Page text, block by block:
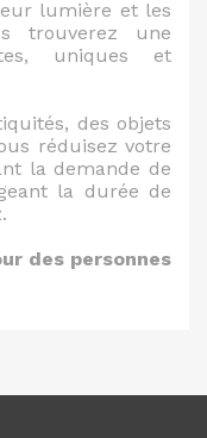
lumière et les
trouverez une
uniques et
des objets
réduisez votre
la demande de
la durée de
des personnes